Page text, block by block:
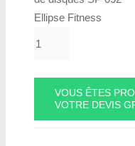
Ellipse Fitness
VOUS ÊTES
VOTRE DEVIS